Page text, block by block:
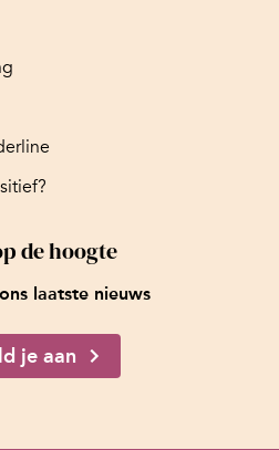
de hoogte
laatste nieuws
je aan